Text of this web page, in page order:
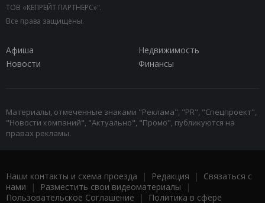
ТОВ «КЕПРЕЙТ ПАРТНЕРС»".
Все права защищены.
Афиша
Недвижимость
Новости
Финансы
Материалы, отмеченные знаками "Реклама", "PR", "Спецпроект",
"Новости компаний", "Актуально", "Промо", публикуются на
правах рекламы.
Наши контакты и схема проезда | Редакция | Связаться с
нами | Разместить свои видеоматериалы |
Пользовательское Соглашение |
Политика в сфере